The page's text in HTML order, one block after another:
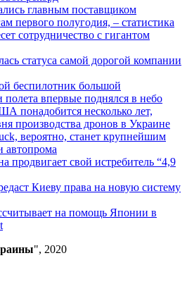
главным поставщиком
первого полугодия, – статистика
сотрудничество с гигантом
статуса самой дорогой компании
беспилотник большой
полета впервые поднялся в небо
понадобится несколько лет,
производства дронов в Украине
вероятно, станет крупнейшим
автопрома
продвигает свой истребитель “4,9
Киеву права на новую систему
на помощь Японии в
", 2020